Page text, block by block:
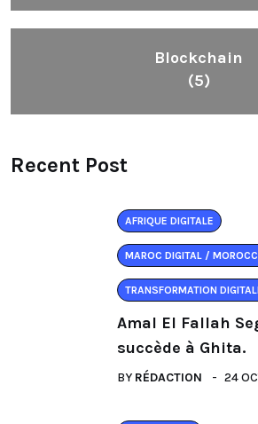
Blockchain
(5)
Recent Post
AFRIQUE DIGITALE
MAROC DIGITAL /
TRANSFORMATION
Amal El Fallah
succède à Ghita.
BY RÉDACTION 24